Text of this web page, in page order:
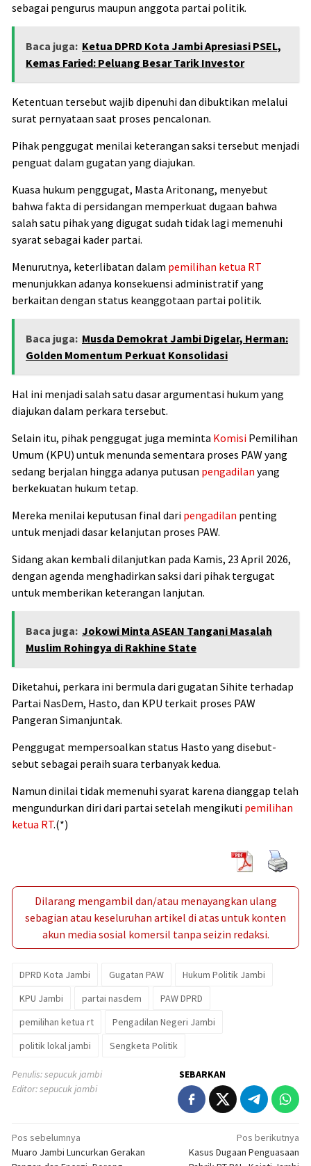
sebagai pengurus maupun anggota partai politik.
Baca juga: Ketua DPRD Kota Jambi Apresiasi PSEL,
Kemas Faried: Peluang Besar Tarik Investor
Ketentuan tersebut wajib dipenuhi dan dibuktikan melalui
surat pernyataan saat proses pencalonan.
Pihak penggugat menilai keterangan saksi tersebut menjadi
penguat dalam gugatan yang diajukan.
Kuasa hukum penggugat, Masta Aritonang, menyebut
bahwa fakta di persidangan memperkuat dugaan bahwa
salah satu pihak yang digugat sudah tidak lagi memenuhi
syarat sebagai kader partai.
Menurutnya, keterlibatan dalam pemilihan ketua RT
menunjukkan adanya konsekuensi administratif yang
berkaitan dengan status keanggotaan partai politik.
Baca juga: Musda Demokrat Jambi Digelar, Herman:
Golden Momentum Perkuat Konsolidasi
Hal ini menjadi salah satu dasar argumentasi hukum yang
diajukan dalam perkara tersebut.
Selain itu, pihak penggugat juga meminta Komisi Pemilihan
Umum (KPU) untuk menunda sementara proses PAW yang
sedang berjalan hingga adanya putusan pengadilan yang
berkekuatan hukum tetap.
Mereka menilai keputusan final dari pengadilan penting
untuk menjadi dasar kelanjutan proses PAW.
Sidang akan kembali dilanjutkan pada Kamis, 23 April 2026,
dengan agenda menghadirkan saksi dari pihak tergugat
untuk memberikan keterangan lanjutan.
Baca juga: Jokowi Minta ASEAN Tangani Masalah
Muslim Rohingya di Rakhine State
Diketahui, perkara ini bermula dari gugatan Sihite terhadap
Partai NasDem, Hasto, dan KPU terkait proses PAW
Pangeran Simanjuntak.
Penggugat mempersoalkan status Hasto yang disebut-
sebut sebagai peraih suara terbanyak kedua.
Namun dinilai tidak memenuhi syarat karena dianggap telah
mengundurkan diri dari partai setelah mengikuti pemilihan
ketua RT.(*)
Dilarang mengambil dan/atau menayangkan ulang
sebagian atau keseluruhan artikel di atas untuk konten
akun media sosial komersil tanpa seizin redaksi.
DPRD Kota Jambi Gugatan PAW
Hukum Politik Jambi
KPU Jambi
partai nasdem
PAW DPRD
pemilihan ketua rt
Pengadilan Negeri Jambi
politik lokal jambi
Sengketa Politik
Penulis: sepucuk jambi
Editor: sepucuk jambi
SEBARKAN
Navigasi
pos
Pos sebelumnya
Muaro Jambi Luncurkan Gerakan
Pos berikutnya
Kasus Dugaan Penguasaan